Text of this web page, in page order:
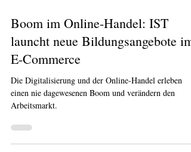
7. Nov. 2023
Boom im Online-Handel: IST
launcht neue Bildungsangebote im
E-Commerce
Die Digitalisierung und der Online-Handel erleben
einen nie dagewesenen Boom und verändern den